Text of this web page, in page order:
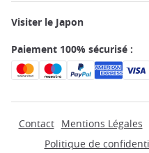
Visiter le Japon
Paiement 100% sécurisé :
Contact Mentions Légales
Politique de